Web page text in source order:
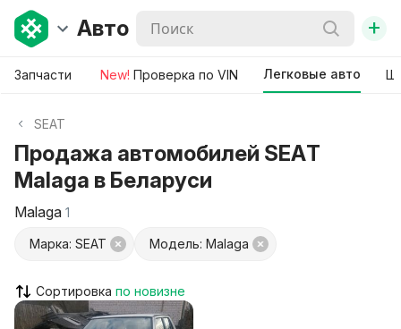
Авто +
Запчасти New! Проверка по VIN Легковые авто
SEAT
Продажа автомобилей SEAT
Malaga в Беларуси
Malaga 1
Марка: SEAT Модель: Malaga
Сортировка